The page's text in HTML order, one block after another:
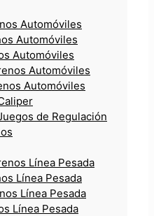
Automóviles
Automóviles
Automóviles
Automóviles
Automóviles
de Regulación
Línea Pesada
Línea Pesada
Línea Pesada
Línea Pesada